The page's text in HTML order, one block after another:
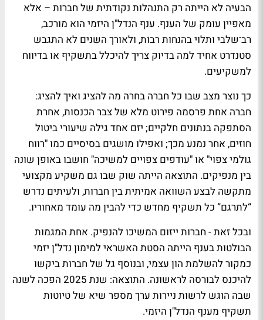
הבעיה לא הייתה רק התנהלות נקודתית של חברות – אלא
מאפיין עומק של הענף. ענף הנדל"ן היזמי הוא מורכב,
רב־שלבי ותלוי בהנחות רבות, ולאורך השנים לא התגבש
סטנדרט אחיד למה בדיוק צריך להיכלל בתשקיף או בדיווח
למשקיעים.
כך נוצר מצב שבו כל חברה בחרה מה להציג ואיך להציג:
חברה אחת פרסמה פירוט מלא של צבר הכנסות, אחרת
הסתפקה בנתונים חלקיים; יזם אחד גילה שיעורי ביטול
חוזים, אחר נמנע מכך; ואפילו מושגים בסיסיים כמו "רווח
גולמי צפוי" או "עודפים צפויים למשיכה" חושבו באופן שונה
בין מנפיקים. התוצאה הייתה שוק שבו גם משקיע מקצועי
מתקשה לבצע השוואה אמיתית בין חברות, ולעיתים נדרש
“לתרגם” כל תשקיף מחדש כדי להבין מה עומד מאחוריו.
ובכל זאת - חברות ייזום המשיכו להנפיק. אחת המגמות
הבולטות בענף הייתה הסטת האשראי למימון נדל"ן יזמי
כמקור להשלמת הון עצמי, ובנוסף גל של חברות ביקשו
להיכנס לבורסה לראשונה. התוצאה: שנת 2025 הפכה לשנה
שבה הוגש לרשות ניירות ערך מספר שיא של טיוטות
תשקיף מענף הנדל"ן היזמי.